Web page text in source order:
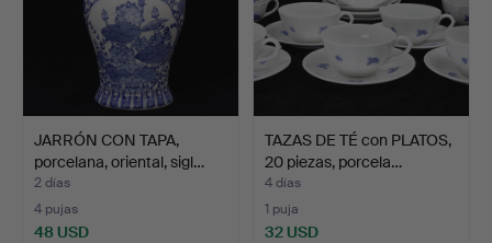
JARRÓN CON TAPA,
porcelana, oriental, sigl…
2 días
4 pujas
48 USD
TAZAS DE TÉ con PLATOS,
20 piezas, porcela…
4 días
1 puja
32 USD